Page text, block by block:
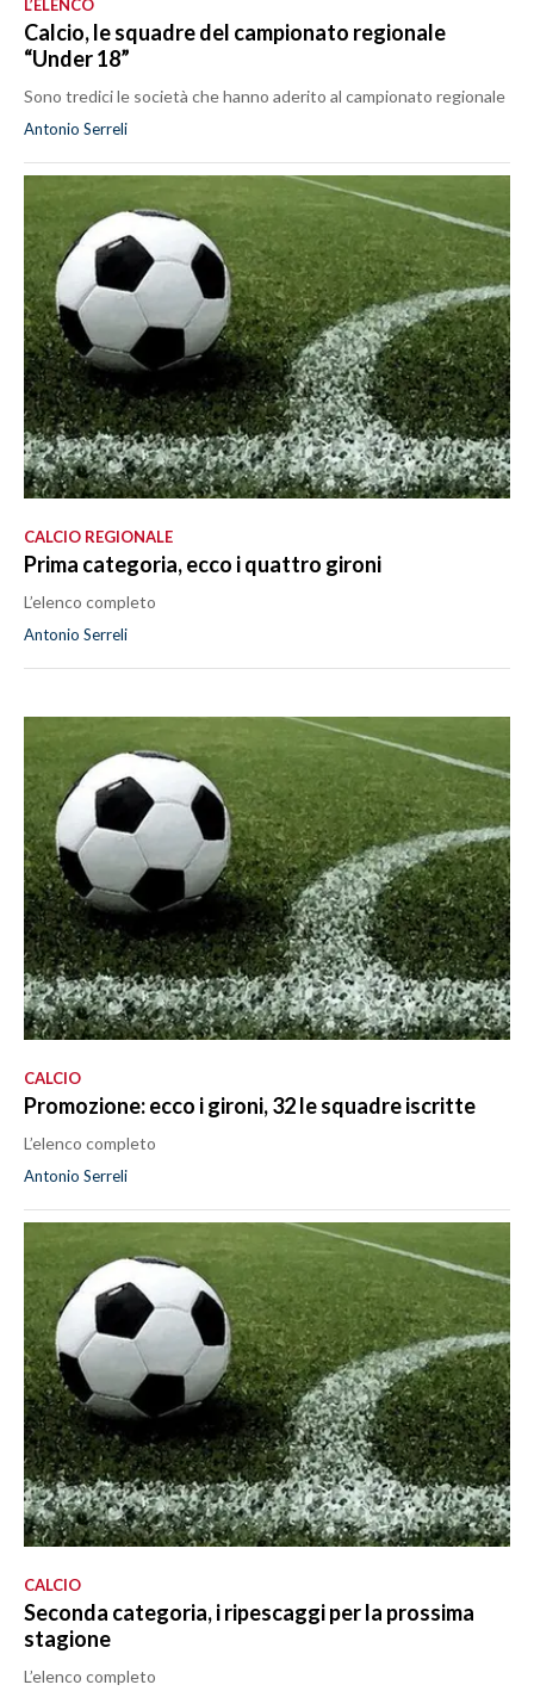
L’ELENCO
Calcio, le squadre del campionato regionale
“Under 18”
Sono tredici le società che hanno aderito al campionato regionale
Antonio Serreli
CALCIO REGIONALE
Prima categoria, ecco i quattro gironi
L’elenco completo
Antonio Serreli
CALCIO
Promozione: ecco i gironi, 32 le squadre iscritte
L’elenco completo
Antonio Serreli
CALCIO
Seconda categoria, i ripescaggi per la prossima
stagione
L’elenco completo